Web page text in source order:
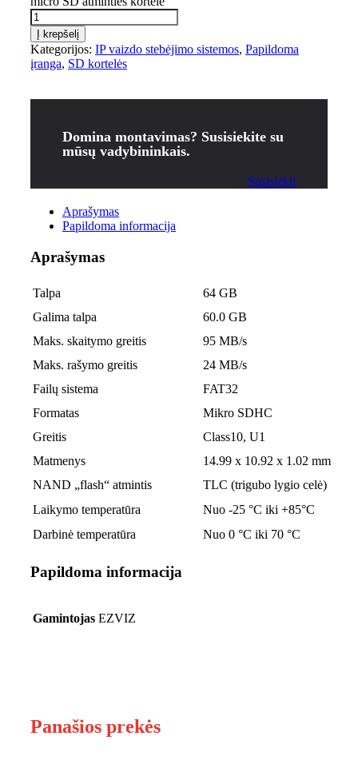
Į krepšelį
Kategorijos: IP vaizdo stebėjimo sistemos, Papildoma
įranga, SD kortelės
Domina montavimas? Susisiekite su
mūsų vadybininkais.
Susisiekti
Aprašymas
Papildoma informacija
Aprašymas
Talpa
64 GB
Galima talpa
60.0 GB
Maks. skaitymo greitis
95 MB/s
Maks. rašymo greitis
24 MB/s
Failų sistema
FAT32
Formatas
Mikro SDHC
Greitis
Class10, U1
Matmenys
14.99 x 10.92 x 1.02 mm
NAND „flash“ atmintis
TLC (trigubo lygio celė)
Laikymo temperatūra
Nuo -25 °C iki +85°C
Darbinė temperatūra
Nuo 0 °C iki 70 °C
Papildoma informacija
Gamintojas EZVIZ
Panašios prekės